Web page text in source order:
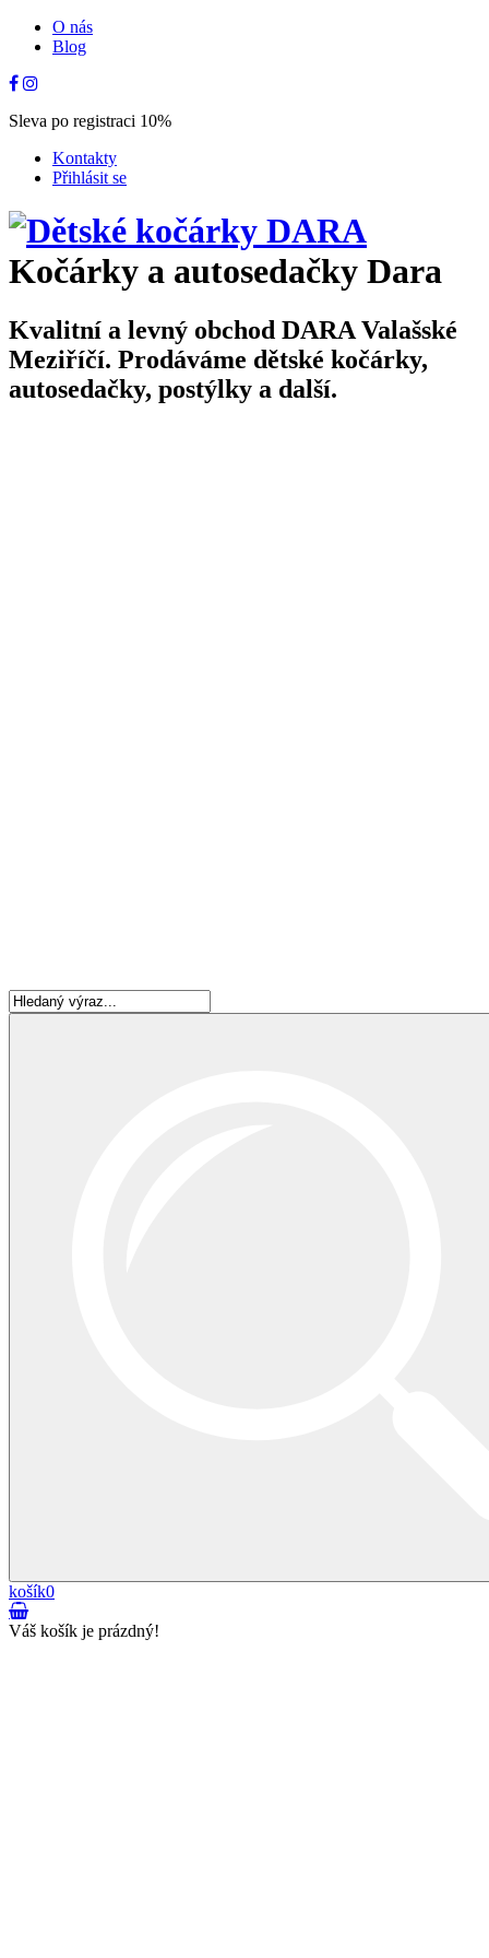
O nás
Blog
Sleva po registraci 10%
Kontakty
Přihlásit se
Kočárky a autosedačky Dara
Kvalitní a levný obchod DARA Valašské
Meziříčí. Prodáváme dětské kočárky,
autosedačky, postýlky a další.
košík0
Váš košík je prázdný!